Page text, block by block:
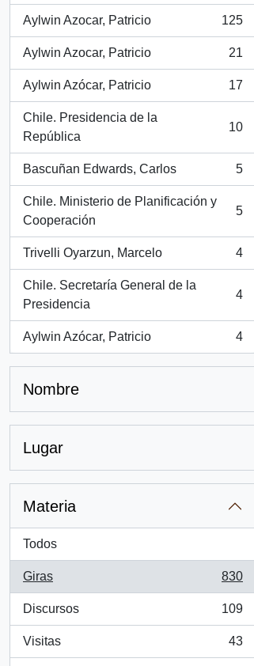
Aylwin Azocar, Patricio
, 125 resultados
125
Aylwin Azocar, Patricio
, 21 resultados
21
Aylwin Azócar, Patricio
, 17 resultados
17
Chile. Presidencia de la
República
, 10 resultados
10
Bascuñan Edwards, Carlos
, 5 resultados
5
Chile. Ministerio de Planificación y
Cooperación
, 5 resultados
5
Trivelli Oyarzun, Marcelo
, 4 resultados
4
Chile. Secretaría General de la
Presidencia
, 4 resultados
4
Aylwin Azócar, Patricio
, 4 resultados
4
Nombre
Lugar
Materia
Todos
Giras
, 830 resultados
830
Discursos
, 109 resultados
109
Visitas
, 43 resultados
43